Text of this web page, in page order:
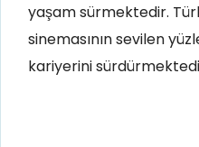
yaşam sürmektedir.
sinemasının sevilen
kariyerini